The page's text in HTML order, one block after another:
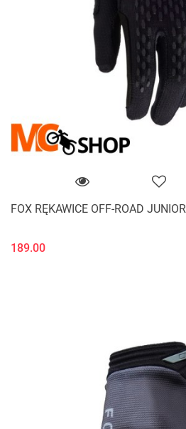
FOX RĘKAWICE OFF-ROAD
189.00